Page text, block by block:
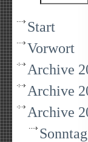
Start
Vorwort
Archive
Archive
Archive